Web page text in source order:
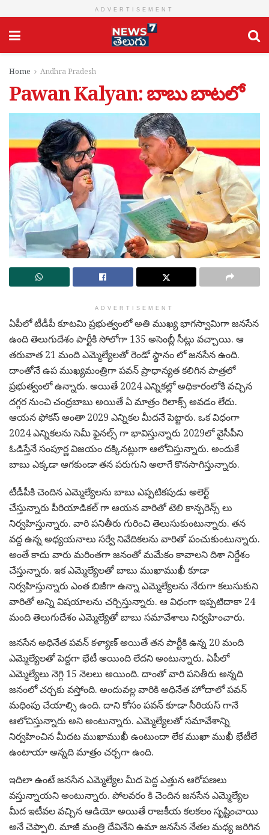
ADVERTISEMENT
Home Andhra Pradesh
Pawan Kalyan: బాబు బాటలో
ADVERTISEMENT
ఏపీలో టీడీపీ కూటమి ప్రభుత్వంలో అతి ముఖ్య భాగస్వామిగా జనసేన
ఉంది తెలుగుదేశం పార్టీకి సోలోగా 135 అసెంబ్లీ సీట్లు వచ్చాయి. ఆ
తరువాత 21 మంది ఎమ్మెల్యేలతో రెండో స్థానం లో జనసేన ఉంది.
దాంతోనే ఉప ముఖ్యమంత్రిగా పవన్ ప్రాధాన్యత కలిగిన పాత్రలో
ప్రభుత్వంలో ఉన్నారు. అయితే 2024 ఎన్నికల్లో అధికారంలోకి వచ్చిన
దగ్గర నుంచి చంద్రబాబు అయితే ఏ మాత్రం రిలాక్స్ అవడం లేదు.
ఆయన ఫోకస్ అంతా 2029 ఎన్నికల మీదనే పెట్టారు. ఒక విధంగా
2024 ఎన్నికలను సెమీ ఫైనల్స్ గా భావిస్తున్నారు 2029లో వైసీపీని
ఓడిస్తేనే సంపూర్ణ విజయం దక్కినట్లుగా ఆలోచిస్తున్నారు. అందుకే
బాబు ఎక్కడా ఆగకుండా తన పరుగుని అలాగే కొనసాగిస్తున్నారు.
టీడీపీకి చెందిన ఎమ్మెల్యేలను బాబు ఎప్పటికపుడు అలెర్ట్
చేస్తున్నారు పీరియాడికల్ గా ఆయన వారితో టెలి కాన్ఫరెన్స్ లు
నిర్వహిస్తున్నారు. వారి పనితీరు గురించి తెలుసుకుంటున్నారు. తన
వద్ద ఉన్న అధ్యయనాలు సర్వే నివేదికలను వారితో పంచుకుంటున్నారు.
అంతే కాదు వారు మరింతగా జనంతో మమేకం కావాలని దిశా నిర్దేశం
చేస్తున్నారు. ఇక ఎమ్మెల్యేలతో బాబు ముఖాముఖీ కూడా
నిర్వహిస్తున్నారు ఎంత బిజీగా ఉన్నా ఎమ్మెల్యేలను నేరుగా కలుసుకుని
వారితో అన్ని విషయాలను చర్చిస్తున్నారు. ఆ విధంగా ఇప్పటిదాకా 24
మంది తెలుగుదేశం ఎమ్మెల్యేతో బాబు సమావేశాలు నిర్వహించారు.
జనసేన అధినేత పవన్ కళ్యాణ్ అయితే తన పార్టీకి ఉన్న 20 మంది
ఎమ్మెల్యేలతో పెద్దగా భేటీ అయింది లేదని అంటున్నారు. ఏపీలో
ఎమ్మెల్యేలు నెగ్గి 15 నెలలు అయింది. దాంతో వారి పనితీరు అన్నది
జనంలో చర్చకు వస్తోంది. అందువల్ల వారికి అధినేత హోదాలో పవన్
మధింపు చేయాల్సి ఉంది. దాని కోసం పవన్ కూడా సీరియస్ గానే
ఆలోచిస్తున్నారు అని అంటున్నారు. ఎమ్మెల్యేలతో సమావేశాన్ని
నిర్వహించిన మీదట ముఖాముఖీ ఉంటుందా లేక ముఖా ముఖీ భేటీలే
ఉంటాయా అన్నది మాత్రం చర్చగా ఉంది.
ఇదిలా ఉంటే జనసేన ఎమ్మెల్యేల మీద పెద్ద ఎత్తున ఆరోపణలు
వస్తున్నాయని అంటున్నారు. పోలవరం కి చెందిన జనసేన ఎమ్మెల్యేల
మీద ఇటీవల వచ్చిన ఆడియో అయితే రాజకీయ కలకలం సృష్టించాయి
అనే చెప్పాలి. మాజీ మంత్రి దేవినేని ఉమా జనసేన నేతల మధ్య జరిగిన